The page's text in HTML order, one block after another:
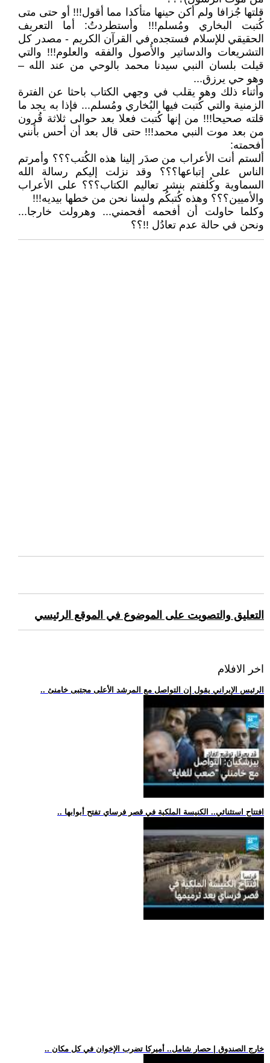
قلتها جُزافا ولم أكن حينها متأكدا مما أقول!!! أو حتى متى
كُتبت البخاري ومُسلم!!! وأستطردتُ: أما التعريف
الحقيقي للإسلام فستجده في القرآن الكريم - مصدر كل
التشريعات والدساتير والأُصول والفقه والعلوم!!! والتي
قيلت بلسان النبي سيدنا محمد بالوحي من عند الله –
وهو حي يرزق...
وأثناء ذلك وهو يقلب في وجهي الكتاب باحثا عن الفترة
الزمنية والتي كُتبت فيها البُخاري ومُسلم... فإذا به يجد ما
قلته صحيحا!!! من إنها كُتبت فعلا بعد حوالى ثلاثة قُرون
من بعد موت النبي محمد!!! حتى قال بعد أن أحس بأنني
أفحمته:
ألستم أنت الأعراب من صدَر إلينا هذه الكُتب؟؟؟ وأمرتم
الناس على إتباعها؟؟؟ وقد نزلت إليكم رسالة الله
السماوية وكُلفتم بنشر تعاليم الكتاب؟؟؟ على الأعراب
والأميين؟؟؟ وهذه كُتبكُم ولسنا نحن من خطها بيديه!!!
وكلما حاولت أن أفحمه أفحمني... وهرولت خارجا...
ونحن في حالة عدم تعادُل !!؟؟
التعليق والتصويت على الموضوع في الموقع الرئيسي
اخر الافلام
.. الرئيس الإيراني يقول إن التواصل مع المرشد الأعلى مجتبى خامنئ
.. افتتاح استثنائي.. الكنيسة الملكية في قصر فرساي تفتح أبوابها
.. خارج الصندوق | حصار شامل.. أميركا تضرب الإخوان في كل مكان